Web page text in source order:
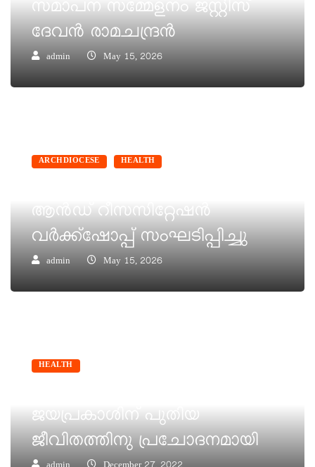
സമാപന സമ്മേളനം ജസ്റ്റിസ്
ദേവൻ രാമചന്ദ്രൻ
admin May 15, 2026
ARCHDIOCESE HEALTH
ആൻഡ് റീസസിറ്റേഷൻ
വർക്ക്ഷോപ്പ് സംഘടിപ്പിച്ചു
admin May 15, 2026
HEALTH
ജയപ്രകാശിന് പുതിയ
ജീവിതത്തിനു പ്രചോദനമായി